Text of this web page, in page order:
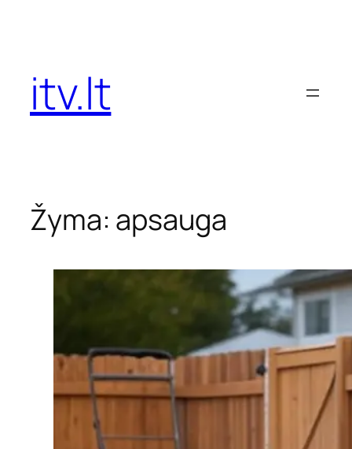
itv.lt
Žyma: apsauga